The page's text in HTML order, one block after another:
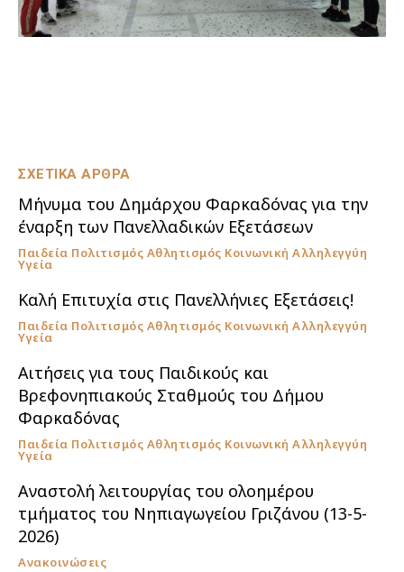
ΣΧΕΤΙΚΑ ΑΡΘΡΑ
Μήνυμα του Δημάρχου Φαρκαδόνας για την
έναρξη των Πανελλαδικών Εξετάσεων
Παιδεία Πολιτισμός Αθλητισμός Κοινωνική Αλληλεγγύη
Υγεία
Καλή Επιτυχία στις Πανελλήνιες Εξετάσεις!
Παιδεία Πολιτισμός Αθλητισμός Κοινωνική Αλληλεγγύη
Υγεία
Αιτήσεις για τους Παιδικούς και
Βρεφονηπιακούς Σταθμούς του Δήμου
Φαρκαδόνας
Παιδεία Πολιτισμός Αθλητισμός Κοινωνική Αλληλεγγύη
Υγεία
Αναστολή λειτουργίας του ολοημέρου
τμήματος του Νηπιαγωγείου Γριζάνου (13-5-
2026)
Ανακοινώσεις